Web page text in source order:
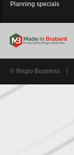
Planning specials
© Regio Business